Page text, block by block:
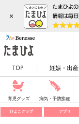
×
TOP 妊娠・出産
育児グッズ 病気・予防接種
ひよこクラブ アプリ